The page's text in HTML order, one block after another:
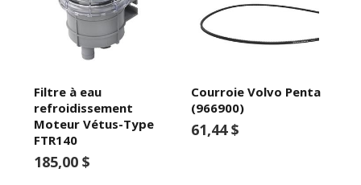
Filtre à eau
refroidissement
Moteur Vétus-Type
FTR140
185,00 $
Courroie Volvo Penta
(966900)
61,44 $